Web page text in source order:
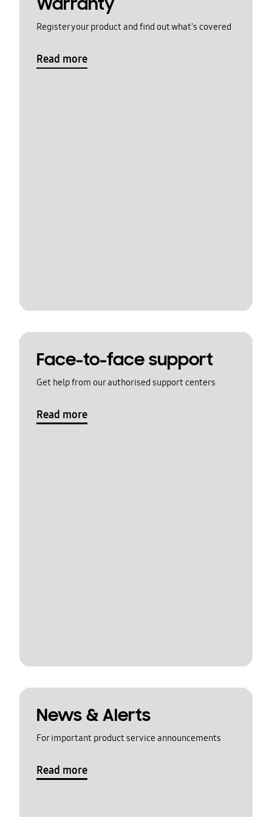
Register your product and find out what's covered
Read more
Face-to-face support
Get help from our authorised support centers
Read more
News & Alerts
For important product service announcements
Read more